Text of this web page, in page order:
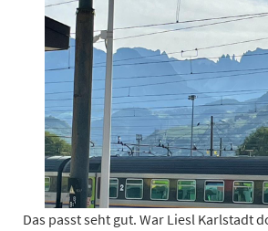
Das passt seht gut. War Liesl Karlstadt